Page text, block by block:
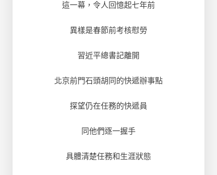
這一幕，令人回憶起七年前
異樣是春節前考核慰勞
習近平總書記離開
北京前門石頭胡同的快遞辦事點
探望仍在任務的快遞員
同他們逐一握手
具體清楚任務和生涯狀態